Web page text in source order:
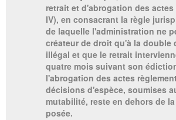
retrait et d'abrogation des
IV), en consacrant la règle
de laquelle l'administration ne
créateur de droit qu'à la
illégal et que le retrait
quatre mois suivant son
l'abrogation des actes
décisions d'espèce, soumises
mutabilité, reste en dehors de
posée.